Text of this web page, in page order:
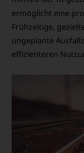
ermöglicht eine
Frühzeitige,
ungeplante
effizienteren